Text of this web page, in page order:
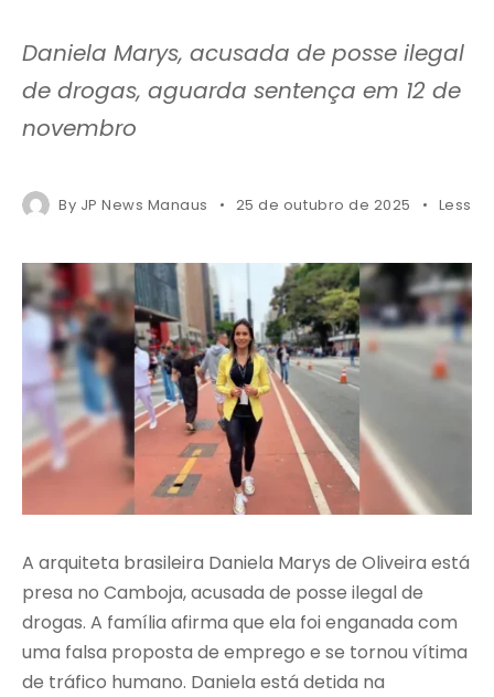
Daniela Marys, acusada de posse ilegal
de drogas, aguarda sentença em 12 de
novembro
By JP News Manaus 25 de outubro de 2025 Less 1
A arquiteta brasileira Daniela Marys de Oliveira está
presa no Camboja, acusada de posse ilegal de
drogas. A família afirma que ela foi enganada com
uma falsa proposta de emprego e se tornou vítima
de tráfico humano. Daniela está detida na